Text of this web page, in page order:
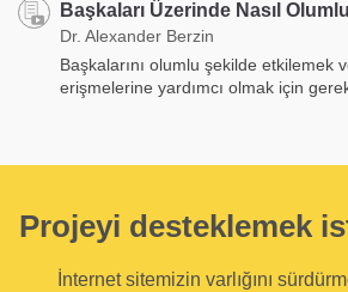
Başkaları Üzerinde Nasıl
Dr. Alexander Berzin
Başkalarını olumlu şekilde etkilemek
erişmelerine yardımcı olmak için
Projeyi desteklemek
İnternet sitemizin varlığını